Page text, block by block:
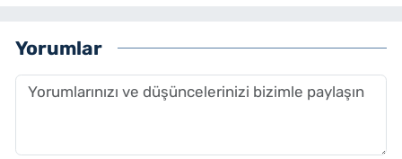
Yorumlar